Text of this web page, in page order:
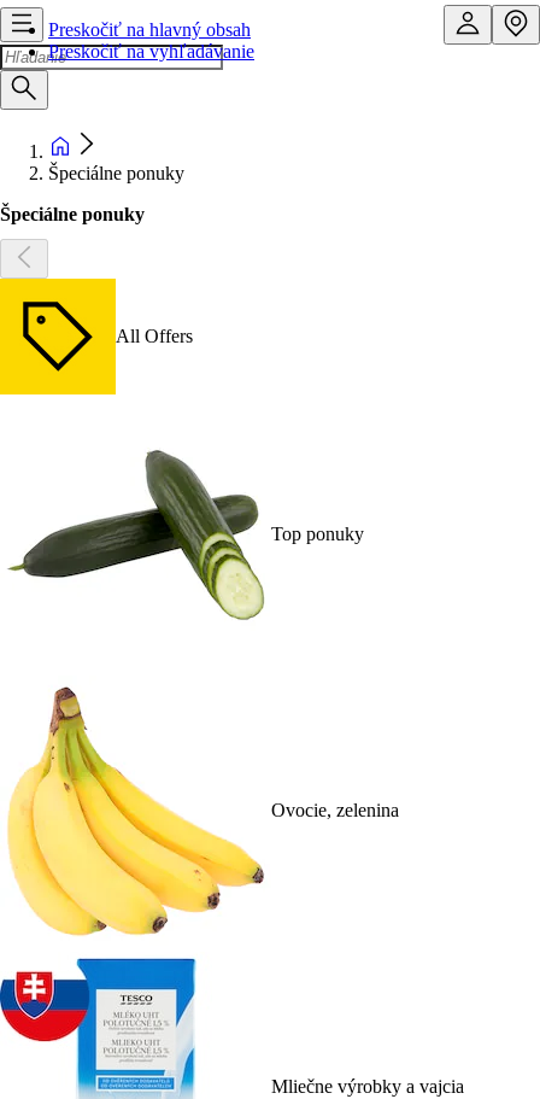
Preskočiť na hlavný obsah
Preskočiť na vyhľadávanie
Špeciálne ponuky
Špeciálne ponuky
All Offers
Top ponuky
Ovocie, zelenina
Mliečne výrobky a vajcia